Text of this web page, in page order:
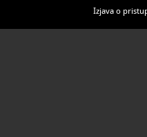
Izjava o